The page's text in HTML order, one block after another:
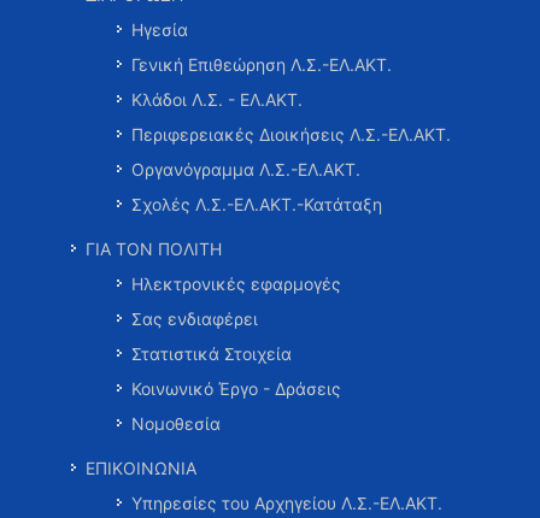
Ηγεσία
Γενική Επιθεώρηση Λ.Σ.-ΕΛ.ΑΚΤ.
Κλάδοι Λ.Σ. - ΕΛ.ΑΚΤ.
Περιφερειακές Διοικήσεις Λ.Σ.-ΕΛ.ΑΚΤ.
Οργανόγραμμα Λ.Σ.-ΕΛ.ΑΚΤ.
Σχολές Λ.Σ.-ΕΛ.ΑΚΤ.-Κατάταξη
ΓΙΑ ΤΟΝ ΠΟΛΙΤΗ
Ηλεκτρονικές εφαρμογές
Σας ενδιαφέρει
Στατιστικά Στοιχεία
Κοινωνικό Έργο - Δράσεις
Νομοθεσία
ΕΠΙΚΟΙΝΩΝΙΑ
Υπηρεσίες του Αρχηγείου Λ.Σ.-ΕΛ.ΑΚΤ.